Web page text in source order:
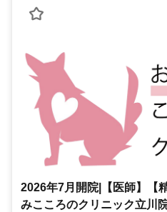
2026年7月開院|【医師】【
みこころのクリニック立川